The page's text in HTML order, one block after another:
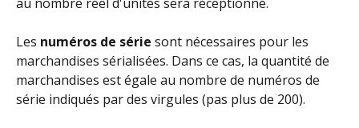
Les numéros de série sont nécessaires pour les
marchandises sérialisées. Dans ce cas, la quantité de
marchandises est égale au nombre de numéros de
série indiqués par des virgules (pas plus de 200).